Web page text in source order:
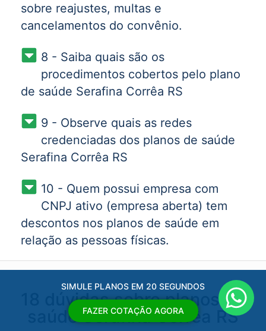
sobre reajustes, multas e
cancelamentos do convênio.
8 - Saiba quais são os
procedimentos cobertos pelo plano
de saúde Serafina Corrêa RS
9 - Observe quais as redes
credenciadas dos planos de saúde
Serafina Corrêa RS
10 - Quem possui empresa com
CNPJ ativo (empresa aberta) tem
descontos nos planos de saúde em
relação as pessoas físicas.
18 dúvidas sobre planos de
saúde Serafina Corrêa RS
SIMULE PLANOS EM 20 SEGUNDOS
FAZER COTAÇÃO AGORA